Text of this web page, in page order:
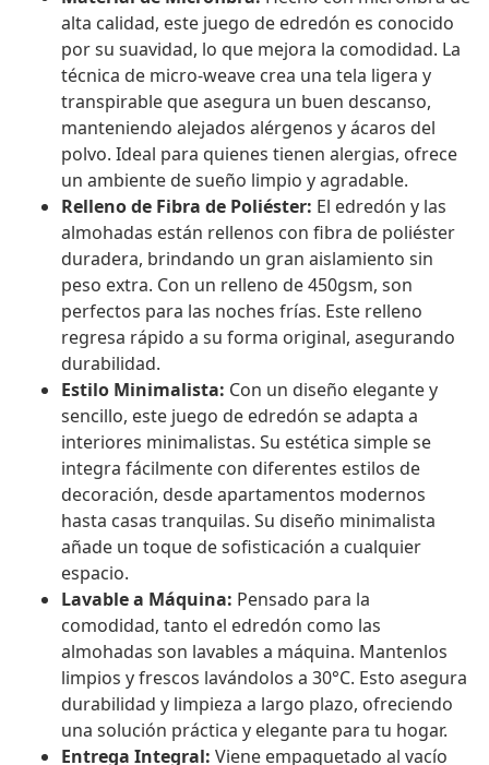
alta calidad, este juego de edredón es conocido
por su suavidad, lo que mejora la comodidad. La
técnica de micro-weave crea una tela ligera y
transpirable que asegura un buen descanso,
manteniendo alejados alérgenos y ácaros del
polvo. Ideal para quienes tienen alergias, ofrece
un ambiente de sueño limpio y agradable.
Relleno de Fibra de Poliéster: El edredón y las
almohadas están rellenos con fibra de poliéster
duradera, brindando un gran aislamiento sin
peso extra. Con un relleno de 450gsm, son
perfectos para las noches frías. Este relleno
regresa rápido a su forma original, asegurando
durabilidad.
Estilo Minimalista: Con un diseño elegante y
sencillo, este juego de edredón se adapta a
interiores minimalistas. Su estética simple se
integra fácilmente con diferentes estilos de
decoración, desde apartamentos modernos
hasta casas tranquilas. Su diseño minimalista
añade un toque de sofisticación a cualquier
espacio.
Lavable a Máquina: Pensado para la
comodidad, tanto el edredón como las
almohadas son lavables a máquina. Mantenlos
limpios y frescos lavándolos a 30°C. Esto asegura
durabilidad y limpieza a largo plazo, ofreciendo
una solución práctica y elegante para tu hogar.
Entrega Integral: Viene empaquetado al vacío